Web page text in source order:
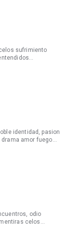
sufrimiento
identidad, pasion
amor fuego
odio
celos